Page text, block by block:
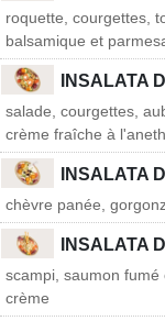
roquette, courgettes,
balsamique et
INSALATA
salade, courgettes,
crème fraîche à l'aneth
INSALATA
chèvre panée,
INSALATA
scampi, saumon
crème